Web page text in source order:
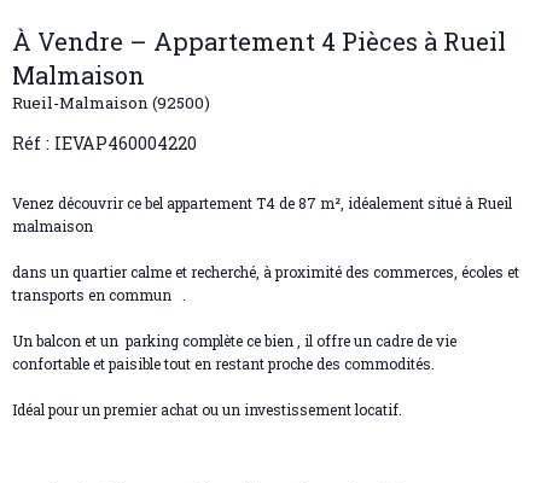
À Vendre – Appartement 4 Pièces à Rueil
Malmaison
Rueil-Malmaison (92500)
Réf : IEVAP460004220
Venez découvrir ce bel appartement T4 de 87 m², idéalement situé à Rueil
malmaison
dans un quartier calme et recherché, à proximité des commerces, écoles et
transports en commun .
Un balconet un parking complète ce bien , il offre un cadre de vie
confortable et paisible tout en restant proche des commodités.
Idéal pour un premier achat ou un investissement locatif.